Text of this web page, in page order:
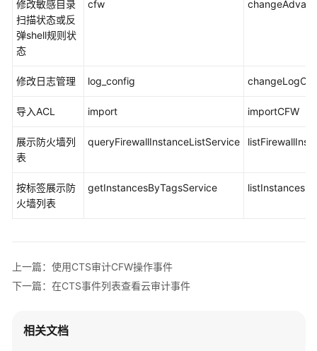
级
协
议
白
书
资
源
支
持
系
权
修改敏感目录
扫描状态或反
弹shell规则状
态
cfw
修改日志管理 log_config
导入ACL import importCFW
展示防火墙列
表
queryFirewallInstanceListService
按标签展示防
火墙列表
getInstancesByTagsService
上一篇：使用CTS审计CFW操作事件
下一篇：在CTS事件列表查看云审计事件
相关文档